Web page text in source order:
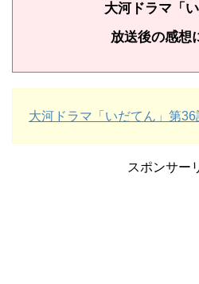
大河ドラマ「い
放送後の感想
大河ドラマ「いだてん」第36
スポンサー